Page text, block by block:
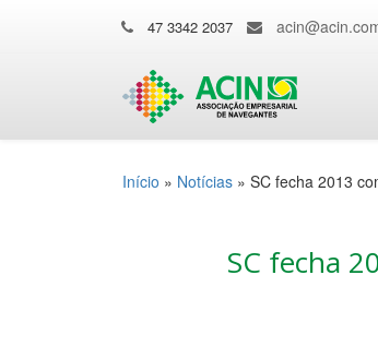
47 3342 2037
Início » Notícias » SC fecha 2013
SC fecha